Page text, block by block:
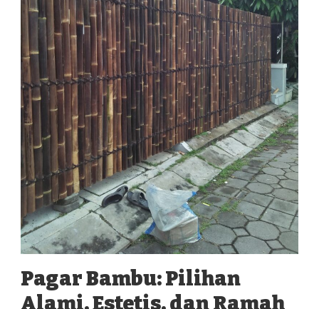
Pagar Bambu: Pilihan
Alami, Estetis, dan Ramah